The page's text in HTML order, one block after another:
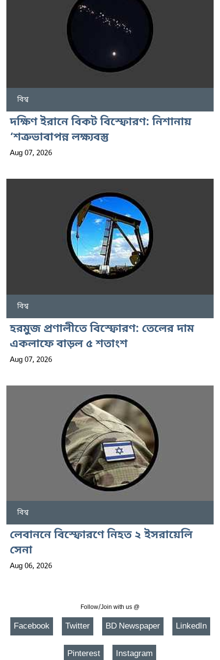
বিশ্ব
দক্ষিণ ইরানে বিকট বিস্ফোরণ: নিশানায়
‘শত্রুভাবাপন্ন লক্ষ্যবস্তু
Aug 07, 2026
বিশ্ব
হরমুজ প্রণালীতে বিস্ফোরণ: তেলের দাম
একলাফে বাড়ল ৫ শতাংশ
Aug 07, 2026
বিশ্ব
লেবাননে বিস্ফোরণে নিহত ২ ইসরায়েলি
সেনা
Aug 06, 2026
Follow/Join with us @
Facebook Twitter BD Newspaper LinkedIn
Pinterest Instagram